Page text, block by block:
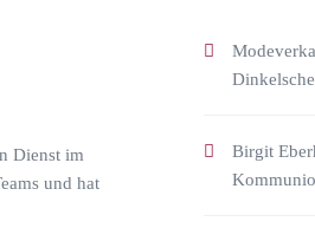
Dienst im
und hat
Birgit